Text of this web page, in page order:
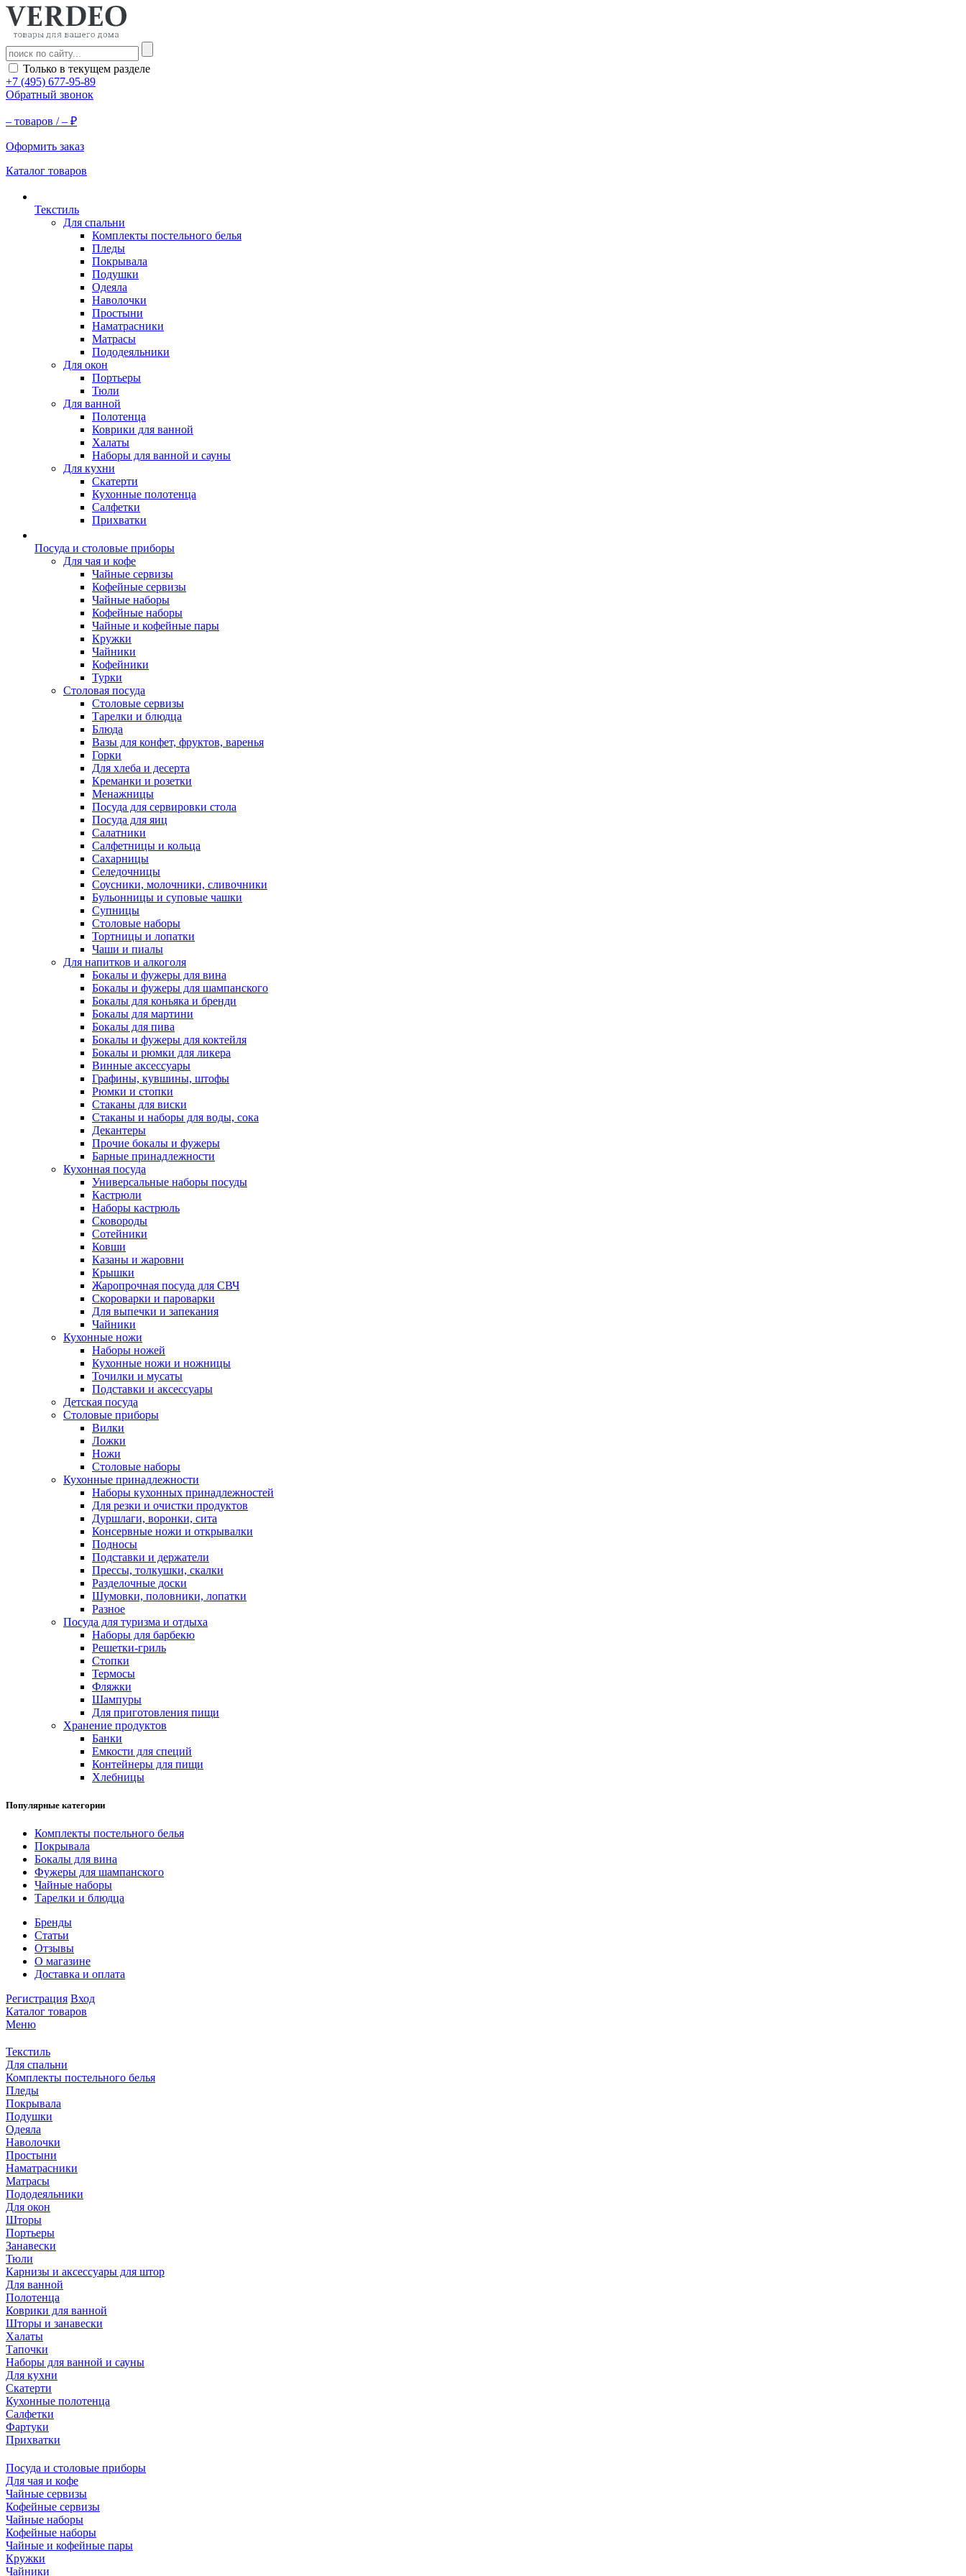
Только в текущем разделе
+7 (495) 677-95-89
Обратный звонок
– товаров /– ₽
Оформить заказ
Каталог товаров
Текстиль
Для спальни
Комплекты постельного белья
Пледы
Покрывала
Подушки
Одеяла
Наволочки
Простыни
Наматрасники
Матрасы
Пододеяльники
Для окон
Портьеры
Тюли
Для ванной
Полотенца
Коврики для ванной
Халаты
Наборы для ванной и сауны
Для кухни
Скатерти
Кухонные полотенца
Салфетки
Прихватки
Посуда и столовые приборы
Для чая и кофе
Чайные сервизы
Кофейные сервизы
Чайные наборы
Кофейные наборы
Чайные и кофейные пары
Кружки
Чайники
Кофейники
Турки
Столовая посуда
Столовые сервизы
Тарелки и блюдца
Блюда
Вазы для конфет, фруктов, варенья
Горки
Для хлеба и десерта
Креманки и розетки
Менажницы
Посуда для сервировки стола
Посуда для яиц
Салатники
Салфетницы и кольца
Сахарницы
Селедочницы
Соусники, молочники, сливочники
Бульонницы и суповые чашки
Супницы
Столовые наборы
Тортницы и лопатки
Чаши и пиалы
Для напитков и алкоголя
Бокалы и фужеры для вина
Бокалы и фужеры для шампанского
Бокалы для коньяка и бренди
Бокалы для мартини
Бокалы для пива
Бокалы и фужеры для коктейля
Бокалы и рюмки для ликера
Винные аксессуары
Графины, кувшины, штофы
Рюмки и стопки
Стаканы для виски
Стаканы и наборы для воды, сока
Декантеры
Прочие бокалы и фужеры
Барные принадлежности
Кухонная посуда
Универсальные наборы посуды
Кастрюли
Наборы кастрюль
Сковороды
Сотейники
Ковши
Казаны и жаровни
Крышки
Жаропрочная посуда для СВЧ
Скороварки и пароварки
Для выпечки и запекания
Чайники
Кухонные ножи
Наборы ножей
Кухонные ножи и ножницы
Точилки и мусаты
Подставки и аксессуары
Детская посуда
Столовые приборы
Вилки
Ложки
Ножи
Столовые наборы
Кухонные принадлежности
Наборы кухонных принадлежностей
Для резки и очистки продуктов
Дуршлаги, воронки, сита
Консервные ножи и открывалки
Подносы
Подставки и держатели
Прессы, толкушки, скалки
Разделочные доски
Шумовки, половники, лопатки
Разное
Посуда для туризма и отдыха
Наборы для барбекю
Решетки-гриль
Стопки
Термосы
Фляжки
Шампуры
Для приготовления пищи
Хранение продуктов
Банки
Емкости для специй
Контейнеры для пищи
Хлебницы
Популярные категории
Комплекты постельного белья
Покрывала
Бокалы для вина
Фужеры для шампанского
Чайные наборы
Тарелки и блюдца
Бренды
Статьи
Отзывы
О магазине
Доставка и оплата
Регистрация Вход
Каталог товаров
Меню
Текстиль
Для спальни
Комплекты постельного белья
Пледы
Покрывала
Подушки
Одеяла
Наволочки
Простыни
Наматрасники
Матрасы
Пододеяльники
Для окон
Шторы
Портьеры
Занавески
Тюли
Карнизы и аксессуары для штор
Для ванной
Полотенца
Коврики для ванной
Шторы и занавески
Халаты
Тапочки
Наборы для ванной и сауны
Для кухни
Скатерти
Кухонные полотенца
Салфетки
Фартуки
Прихватки
Посуда и столовые приборы
Для чая и кофе
Чайные сервизы
Кофейные сервизы
Чайные наборы
Кофейные наборы
Чайные и кофейные пары
Кружки
Чайники